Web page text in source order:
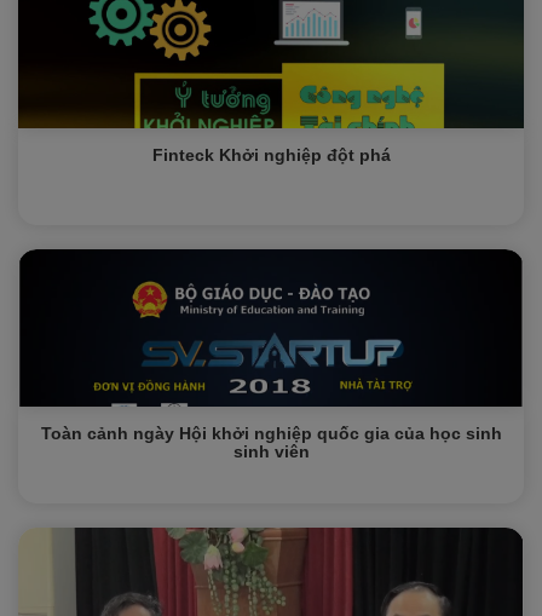
Finteck Khởi nghiệp đột phá
Toàn cảnh ngày Hội khởi nghiệp quốc gia của học sinh
sinh viên